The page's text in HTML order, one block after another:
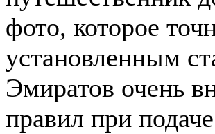
фото, которое
установленным
Эмиратов очень
правил при